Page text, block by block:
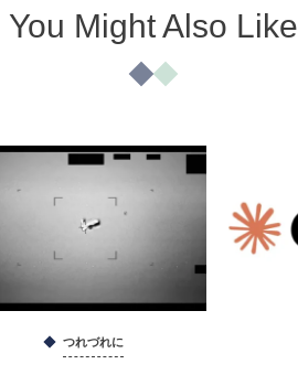
You Might Also Like
つれづれに